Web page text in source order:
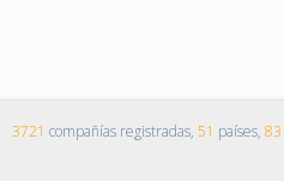
3721 compañías registradas, 51 países, 83